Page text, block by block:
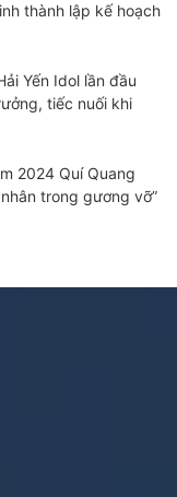
thành lập kế hoạch
Yến Idol lần đầu
tiếc nuối khi
2024 Quí Quang
trong gương vỡ”